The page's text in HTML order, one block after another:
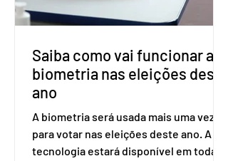
SUS (Conitec) na semana que vem. A
Conitec é um colegiado
Saiba como vai funcionar a
biometria nas eleições deste
ano
A biometria será usada mais uma vez
para votar nas eleições deste ano. A
tecnologia estará disponível em todas